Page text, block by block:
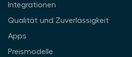
Integrationen
Qualität und Zuverlässigkeit
Apps
Preismodelle